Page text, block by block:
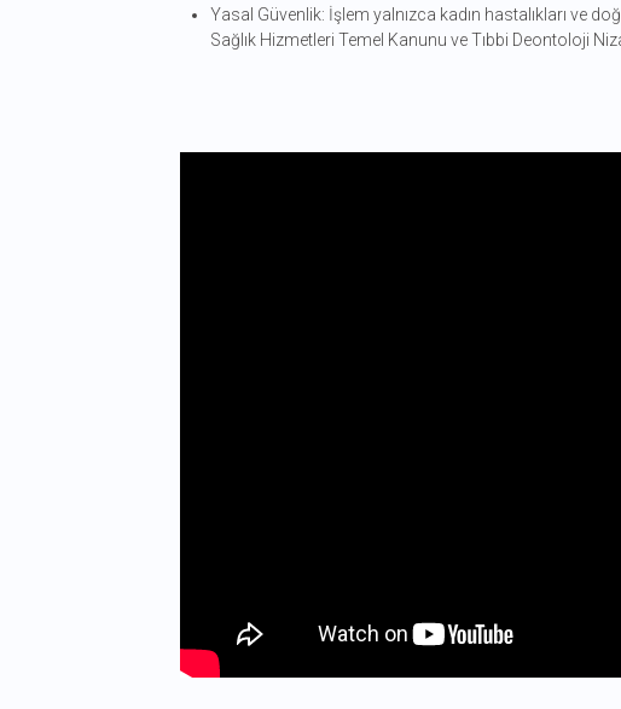
Yasal Güvenlik: İşlem yalnızca kadın hastalıkları ve
Sağlık Hizmetleri Temel Kanunu ve Tıbbi Deontoloji